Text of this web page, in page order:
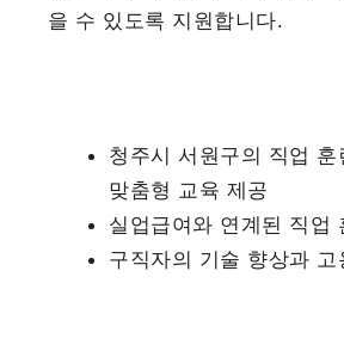
을 수 있도록 지원합니다.
청주시 서원구의 직업
맞춤형 교육 제공
실업급여와 연계된 직업
구직자의 기술 향상과 고